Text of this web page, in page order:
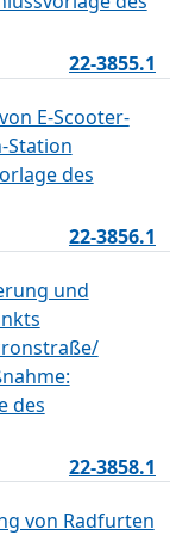
22-3855.1
E-Scooter-
Station
des
22-3856.1
und
des
22-3858.1
von Radfurten